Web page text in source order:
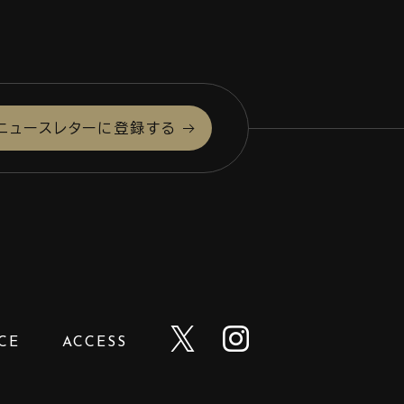
ュースレターに登録する
ACCESS